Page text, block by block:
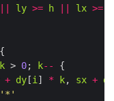
ly >= h lx >=
k > 0; k--
+ dy [i ] * k, sx + dx
'*'